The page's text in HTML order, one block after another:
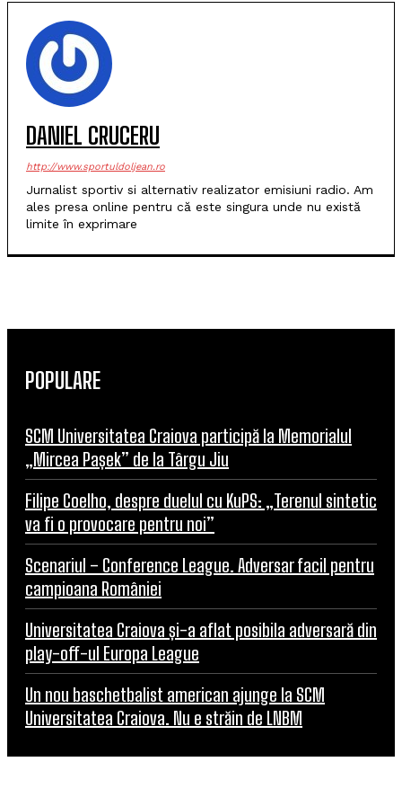
DANIEL CRUCERU
http://www.sportuldoljean.ro
Jurnalist sportiv si alternativ realizator emisiuni radio. Am
ales presa online pentru că este singura unde nu există
limite în exprimare
POPULARE
SCM Universitatea Craiova participă la Memorialul
„Mircea Pașek” de la Târgu Jiu
Filipe Coelho, despre duelul cu KuPS: „Terenul sintetic
va fi o provocare pentru noi”
Scenariul – Conference League. Adversar facil pentru
campioana României
Universitatea Craiova și-a aflat posibila adversară din
play-off-ul Europa League
Un nou baschetbalist american ajunge la SCM
Universitatea Craiova. Nu e străin de LNBM